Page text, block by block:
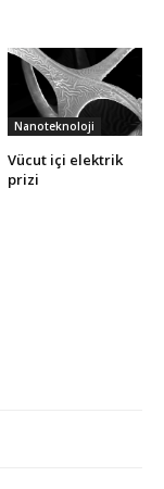
Nanoteknoloji
Vücut içi elektrik
prizi